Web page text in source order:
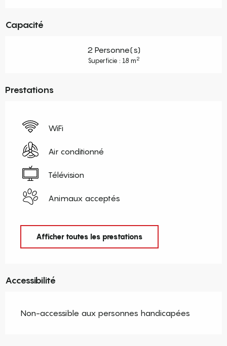
Capacité
2 Personne(s)
Superficie : 18 m2
Prestations
WiFi
Air conditionné
Télévision
Animaux acceptés
Afficher toutes les prestations
Accessibilité
Non-accessible aux personnes handicapées